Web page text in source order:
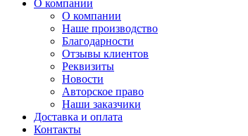
О компании
О компании
Наше производство
Благодарности
Отзывы клиентов
Реквизиты
Новости
Авторское право
Наши заказчики
Доставка и оплата
Контакты